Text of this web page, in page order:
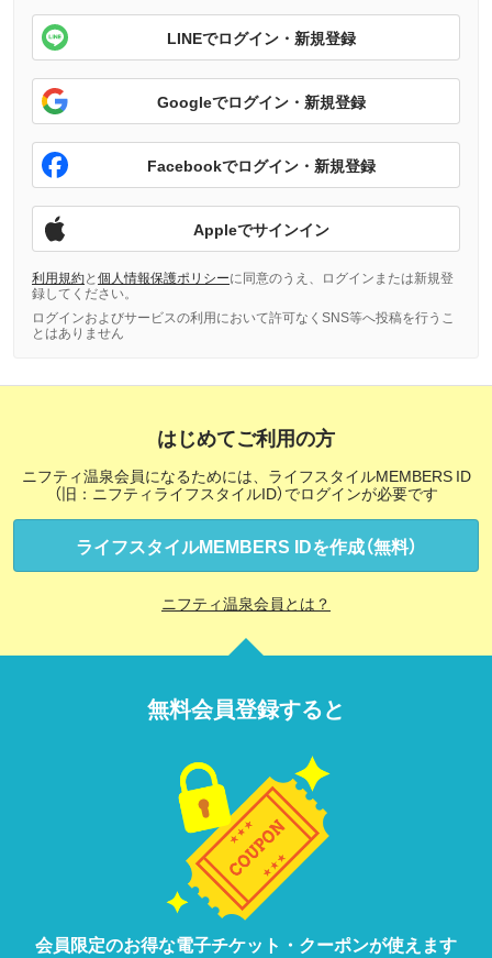
LINEでログイン・新規登録
Googleでログイン・新規登録
Facebookでログイン・新規登録
Appleでサインイン
利用規約と個人情報保護ポリシーに同意のうえ、ログインまたは新規登
録してください。
ログインおよびサービスの利用において許可なくSNS等へ投稿を行うこ
とはありません
はじめてご利用の方
ニフティ温泉会員になるためには、ライフスタイルMEMBERS ID
（旧：ニフティライフスタイルID）でログインが必要です
ライフスタイルMEMBERS IDを作成（無料）
ニフティ温泉会員とは？
無料会員登録すると
会員限定のお得な電子チケット・クーポンが使えます